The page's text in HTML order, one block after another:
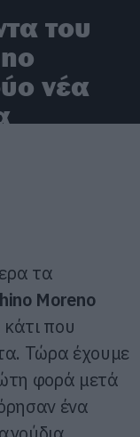
του
νέα
τα
Moreno
που
Τώρα έχουμε
φορά μετά
ένα